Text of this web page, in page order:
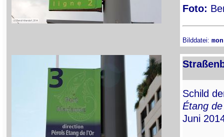
Foto:
Bilddatei:
Schild
Étang
Juni